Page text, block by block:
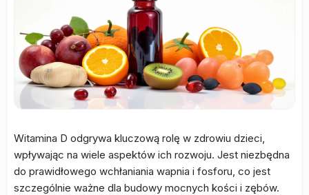
Witamina D odgrywa kluczową rolę w zdrowiu dzieci,
wpływając na wiele aspektów ich rozwoju. Jest niezbędna
do prawidłowego wchłaniania wapnia i fosforu, co jest
szczególnie ważne dla budowy mocnych kości i zębów.